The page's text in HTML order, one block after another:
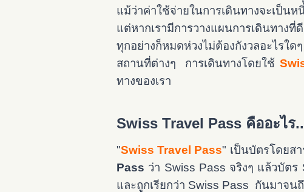
แม้ว่าค่าใช้จ่ายในการเดินทางจะเป็น
แต่หากเรามีการวางแผนการเดินทา
ทุกอย่างก็หมดห่วงไม่ต้องกังวลอะไรใ
สถานที่ต่างๆ การเดินทางโดยใช้
ทางของเรา
Swiss Travel Pass คืออะไร
"Swiss Travel Pass" เป็นบัตรโดยส
Pass ว่า Swiss Pass จริงๆ แล้วบัต
และถูกเรียกว่า Swiss Pass กันมาจน